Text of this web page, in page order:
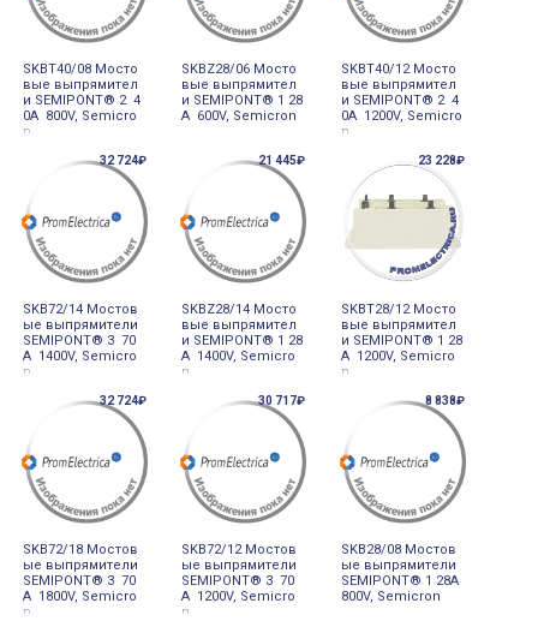
SKBT40/08 Мосто
вые выпрямител
и SEMIPONT® 2 4
0A 800V, Semicro
n
SKBZ28/06 Мосто
вые выпрямител
и SEMIPONT® 1 28
A 600V, Semicron
SKBT40/12 Мосто
вые выпрямител
и SEMIPONT® 2 4
0A 1200V, Semicro
n
32 724₽
SKB72/14 Мостов
ые выпрямители
SEMIPONT® 3 70
A 1400V, Semicro
n
21 445₽
SKBZ28/14 Мосто
вые выпрямител
и SEMIPONT® 1 28
A 1400V, Semicro
n
23 228₽
SKBT28/12 Мосто
вые выпрямител
и SEMIPONT® 1 28
A 1200V, Semicro
n
32 724₽
SKB72/18 Мостов
ые выпрямители
SEMIPONT® 3 70
A 1800V, Semicro
n
30 717₽
SKB72/12 Мостов
ые выпрямители
SEMIPONT® 3 70
A 1200V, Semicro
n
8 838₽
SKB28/08 Мостов
ые выпрямители
SEMIPONT® 1 28A
800V, Semicron